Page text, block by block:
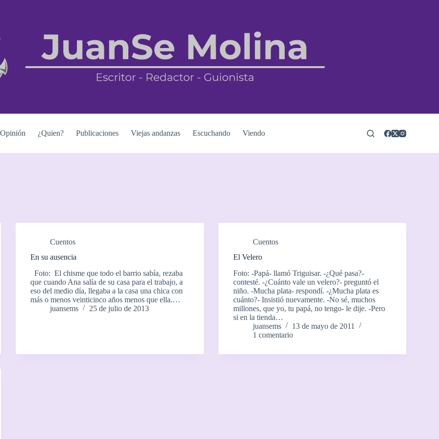
Opinión ¿Quien? Publicaciones Viejas andanzas Escuchando Viendo
Cuentos
En su ausencia
Foto: El chisme que todo el barrio sabía, rezaba
que cuando Ana salía de su casa para el trabajo, a
eso del medio día, llegaba a la casa una chica con
más o menos veinticinco años menos que ella.…
juansems
25 de julio de 2013
Cuentos
El Velero
Foto: -Papá- llamó Triguisar. -¿Qué pasa?-
contesté. -¿Cuánto vale un velero?- preguntó el
niño. -Mucha plata- respondí. -¿Mucha plata es
cuánto?- Insistió nuevamente. -No sé, muchos
millones, que yo, tu papá, no tengo- le dije. -Pero
si en la tienda…
juansems
13 de mayo de 2011
1 comentario